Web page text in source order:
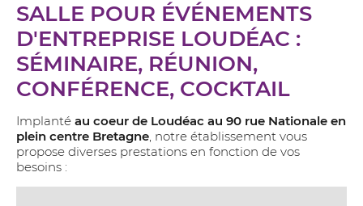
SALLE POUR ÉVÉNEMENTS
D'ENTREPRISE LOUDÉAC :
SÉMINAIRE, RÉUNION,
CONFÉRENCE, COCKTAIL
Implanté au coeur de Loudéac au 90 rue Nationale en
plein centre Bretagne, notre établissement vous
propose diverses prestations en fonction de vos
besoins :